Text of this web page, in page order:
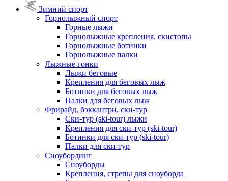
Зимний спорт
Горнолыжный спорт
Горные лыжи
Горнолыжные крепления, скистопы
Горнолыжные ботинки
Горнолыжные палки
Лыжные гонки
Лыжи беговые
Крепления для беговых лыж
Ботинки для беговых лыж
Палки для беговых лыж
Фрирайд, бэккантри, ски-тур
Ски-тур (ski-tour) лыжи
Крепления для ски-тур (ski-tour)
Ботинки для ски-тур (ski-tour)
Палки для ски-тур
Сноубординг
Сноуборды
Крепления, стрепы для сноуборда